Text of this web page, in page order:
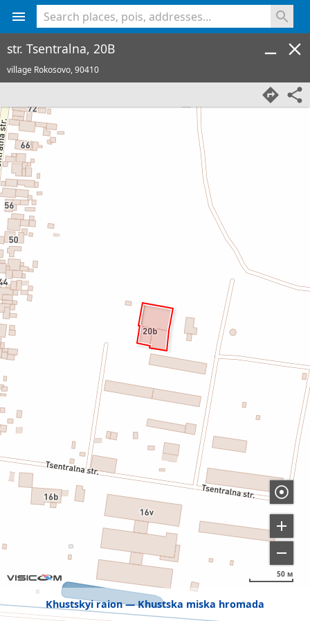
Khustskyi raion Khustska miska hromada
50 м
str. Tsentralna, 20B
village Rokosovo,90410
<% console.log(hcard) %>